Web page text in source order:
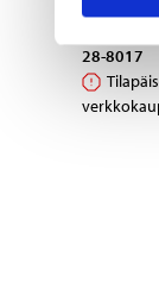
28-8017